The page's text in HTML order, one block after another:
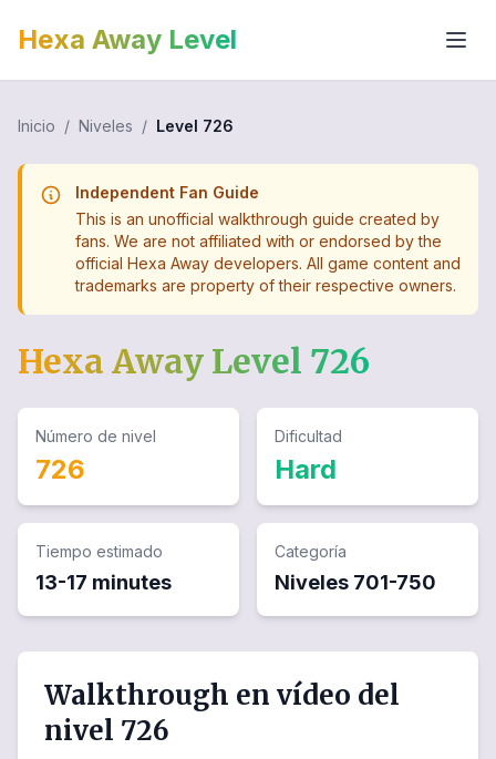
Hexa Away Level
Inicio / Niveles / Level 726
Independent Fan Guide
This is an unofficial walkthrough guide created by
fans. We are not affiliated with or endorsed by the
official Hexa Away developers. All game content and
trademarks are property of their respective owners.
Hexa Away Level 726
Número de nivel
726
Dificultad
Hard
Tiempo estimado
13-17 minutes
Categoría
Niveles 701-750
Walkthrough en vídeo del
nivel 726